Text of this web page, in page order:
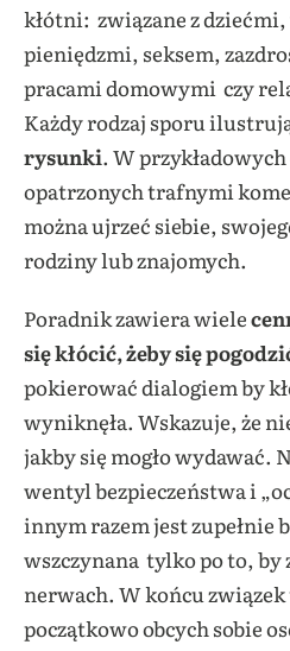
kłótni: związane z
pieniędzmi, seksem,
pracami domowymi czy
Każdy rodzaj sporu
rysunki. W
opatrzonych trafnymi
można ujrzeć siebie,
rodziny lub znajomych.
Poradnik zawiera wiele
się kłócić, żeby się
pokierować dialogiem by
wyniknęła. Wskazuje, że
jakby się mogło wydawać.
wentyl bezpieczeństwa i
innym razem jest zupełnie
wszczynana tylko po to, by
nerwach. W końcu
początkowo obcych sobie